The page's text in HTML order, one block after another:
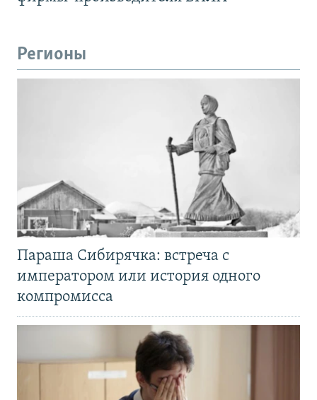
Регионы
Параша Сибирячка: встреча с
императором или история одного
компромисса